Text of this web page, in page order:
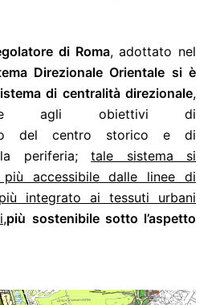
di Roma, adottato nel
Direzionale Orientale si è
di centralità direzionale,
agli obiettivi di
del centro storico e di
periferia;tale sistema si
più accessibile dalle linee di
integrato ai tessuti urbani
più sostenibile sotto l’aspetto